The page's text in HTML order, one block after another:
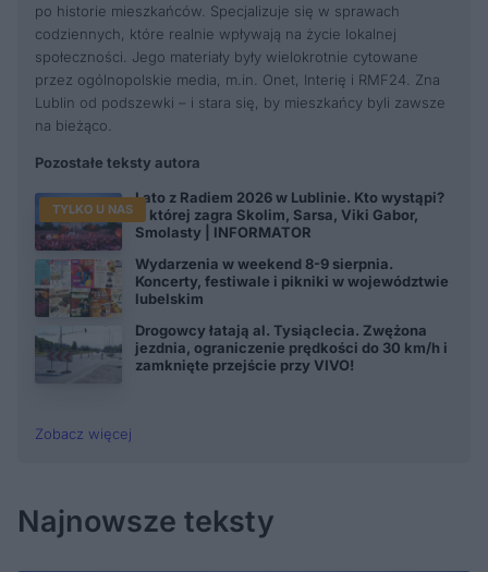
po historie mieszkańców. Specjalizuje się w sprawach
codziennych, które realnie wpływają na życie lokalnej
społeczności. Jego materiały były wielokrotnie cytowane
przez ogólnopolskie media, m.in. Onet, Interię i RMF24. Zna
Lublin od podszewki – i stara się, by mieszkańcy byli zawsze
na bieżąco.
Pozostałe teksty autora
TYLKO U NAS
Lato z Radiem 2026 w Lublinie. Kto wystąpi?
O której zagra Skolim, Sarsa, Viki Gabor,
Smolasty | INFORMATOR
Wydarzenia w weekend 8-9 sierpnia.
Koncerty, festiwale i pikniki w województwie
lubelskim
Drogowcy łatają al. Tysiąclecia. Zwężona
jezdnia, ograniczenie prędkości do 30 km/h i
zamknięte przejście przy VIVO!
Zobacz więcej
Najnowsze teksty